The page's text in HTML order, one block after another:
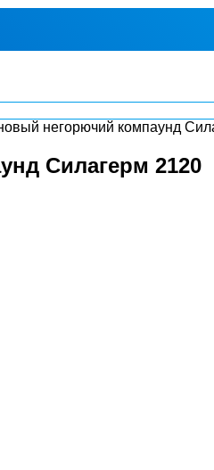
негорючий компаунд
Силагерм 2120